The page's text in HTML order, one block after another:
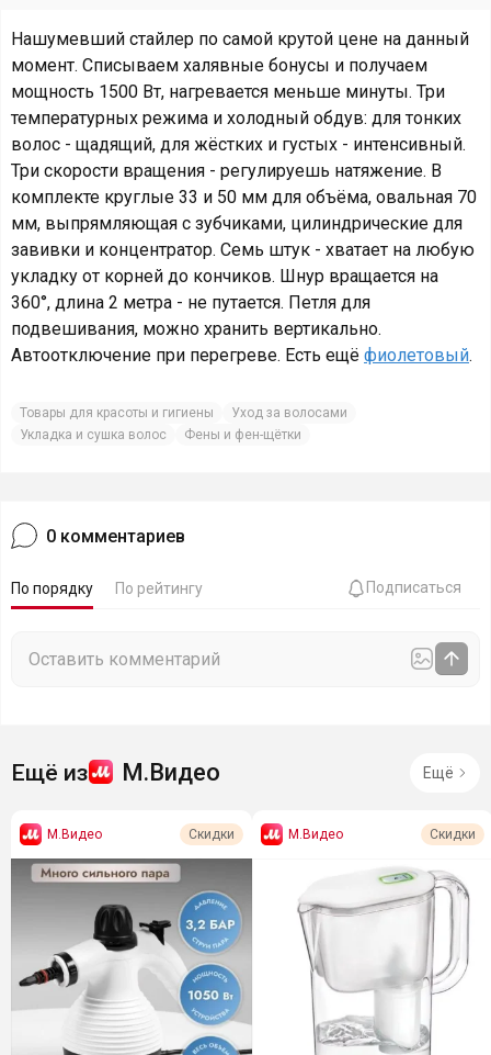
Нашумевший стайлер по самой крутой цене на данный
момент. Списываем халявные бонусы и получаем
мощность 1500 Вт, нагревается меньше минуты. Три
температурных режима и холодный обдув: для тонких
волос - щадящий, для жёстких и густых - интенсивный.
Три скорости вращения - регулируешь натяжение. В
комплекте круглые 33 и 50 мм для объёма, овальная 70
мм, выпрямляющая с зубчиками, цилиндрические для
завивки и концентратор. Семь штук - хватает на любую
укладку от корней до кончиков. Шнур вращается на
360°, длина 2 метра - не путается. Петля для
подвешивания, можно хранить вертикально.
Автоотключение при перегреве. Есть ещё фиолетовый.
Товары для красоты и гигиены
Уход за волосами
Укладка и сушка волос
Фены и фен-щётки
0 комментариев
По порядку По рейтингу Подписаться
Ещё из М.Видео Ещё
М.Видео Скидки М.Видео Скидки